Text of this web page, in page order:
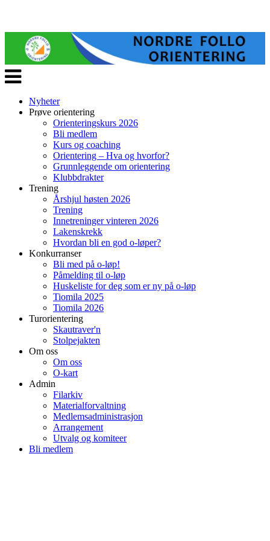
Veksle
navigasjon
Nyheter
Prøve orientering
Orienteringskurs 2026
Bli medlem
Kurs og coaching
Orientering – Hva og hvorfor?
Grunnleggende om orientering
Klubbdrakter
Trening
Årshjul høsten 2026
Trening
Innetreninger vinteren 2026
Lakenskrekk
Hvordan bli en god o-løper?
Konkurranser
Bli med på o-løp!
Påmelding til o-løp
Huskeliste for deg som er ny på o-løp
Tiomila 2025
Tiomila 2026
Turorientering
Skautraver'n
Stolpejakten
Om oss
Om oss
O-kart
Admin
Filarkiv
Materialforvaltning
Medlemsadministrasjon
Arrangement
Utvalg og komiteer
Bli medlem